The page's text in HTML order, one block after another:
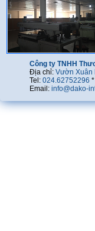
Công ty TNHH
Địa chỉ: Vườn Xuân
Tel: 024.62752296
Email: info@dako-